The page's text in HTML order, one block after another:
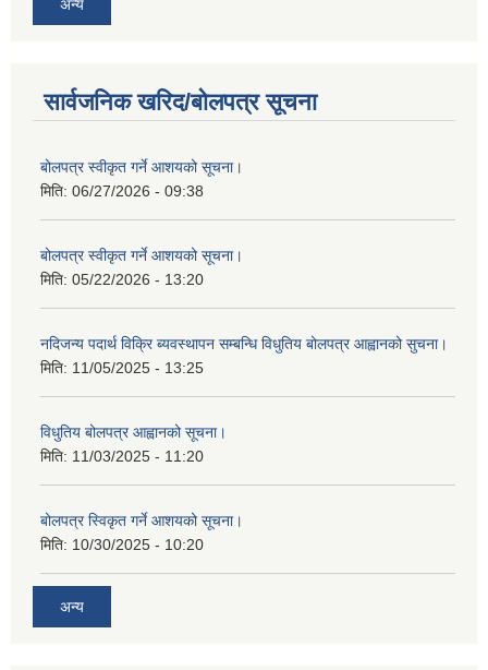
अन्य
सार्वजनिक खरिद/बोलपत्र सूचना
बोलपत्र स्वीकृत गर्ने आशयको सूचना।
मिति: 06/27/2026 - 09:38
बोलपत्र स्वीकृत गर्ने आशयको सूचना।
मिति: 05/22/2026 - 13:20
नदिजन्य पदार्थ विक्रि ब्यवस्थापन सम्बन्धि विधुतिय बोलपत्र आह्वानको सुचना।
मिति: 11/05/2025 - 13:25
विधुतिय बोलपत्र आह्वानको सूचना।
मिति: 11/03/2025 - 11:20
बोलपत्र स्विकृत गर्ने आशयको सूचना।
मिति: 10/30/2025 - 10:20
अन्य